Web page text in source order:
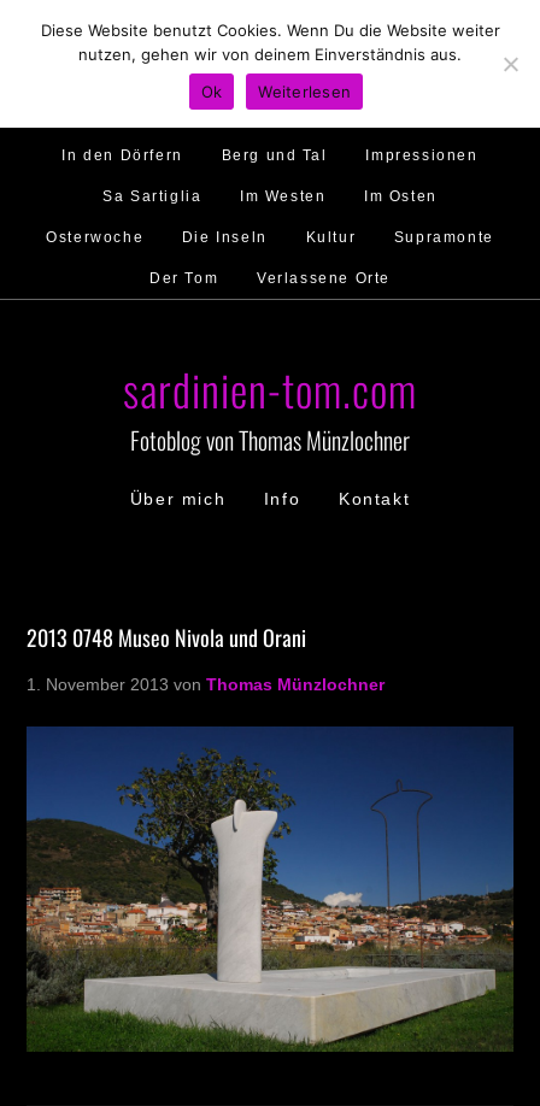
Hirtenland Traumstrände Feste feiern
Golfo di Orosei Im Norden
Murales Ambiente
In den Dörfern Berg und Tal Impressionen
Sa Sartiglia Im Westen Im Osten
Osterwoche Die Inseln Kultur Supramonte
Der Tom Verlassene Orte
sardinien-tom.com
Fotoblog von Thomas Münzlochner
Über mich Info Kontakt
2013 0748 Museo Nivola und Orani
1. November 2013 vonThomas Münzlochner
Diese Website benutzt Cookies. Wenn Du die Website weiter
nutzen, gehen wir von deinem Einverständnis aus.
Ok
Weiterlesen